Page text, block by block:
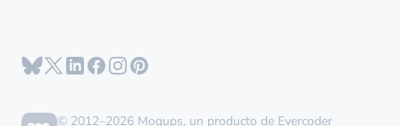
© 2012–2026 Moqups, un producto de Evercoder